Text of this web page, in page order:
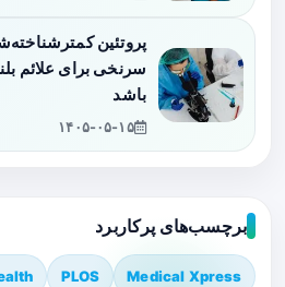
پروتئین
باشد
۱۴۰۵-۰۵-۱۵
برچسب‌های پرکاربرد
Medical Xpress
PLOS